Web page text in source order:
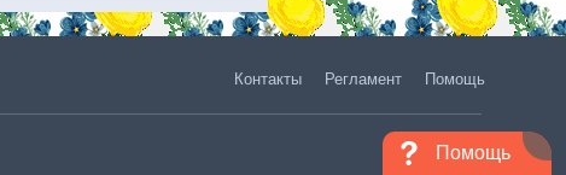
Помощь
Контакты Регламент Помощь